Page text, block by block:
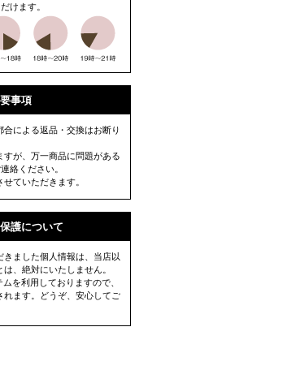
けます。
事項
による返品・交換はお断り
が、万一商品に問題がある
絡ください。
ていただきます。
護について
ました個人情報は、当店以
、絶対にいたしません。
を利用しておりますので、
れます。どうぞ、安心してご